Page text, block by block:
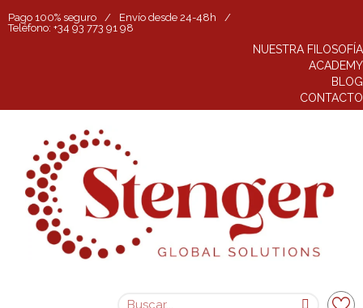
Pago 100% seguro / Envío desde 24-48h
/
Teléfono: +34 93 773 91 98
NUESTRA FILOSOFÍA
ACADEMY
BLOG
CONTACTO